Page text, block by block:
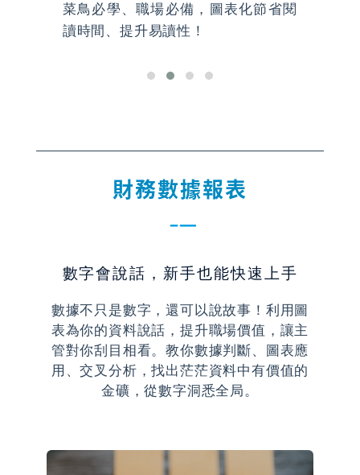
菜鳥必學、職場必備，圖表化節省閱
讀時間、提升易讀性！
財務數據報表
數字會說話，新手也能快速上手
數據不只是數字，還可以說故事！利用圖
表為你的資料說話，提升職場價值，讓主
管對你刮目相看。教你數據判斷、圖表應
用、交叉分析，找出茫茫資料中有價值的
金礦，從數字洞悉全局。